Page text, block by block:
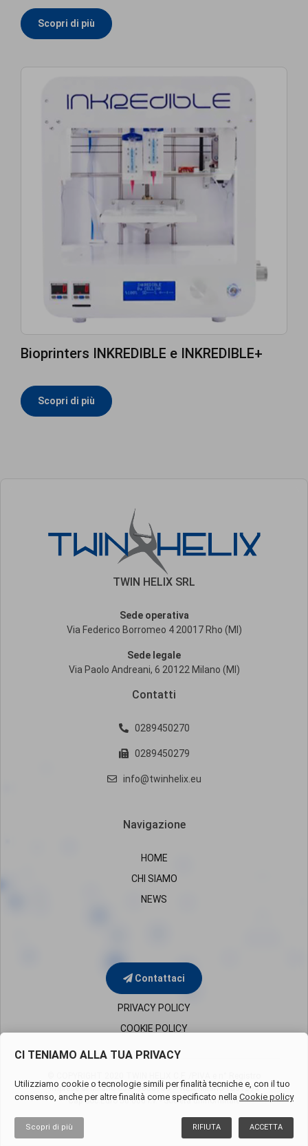
Scopri di più
Bioprinters INKREDIBLE e INKREDIBLE+
Scopri di più
TWIN HELIX SRL
Sede operativa
Via Federico Borromeo 4 20017 Rho (MI)
Sede legale
Via Paolo Andreani, 6 20122 Milano (MI)
Contatti
0289450270
0289450279
info@twinhelix.eu
Navigazione
HOME
CHI SIAMO
NEWS
Contattaci
PRIVACY POLICY
COOKIE POLICY
Imprese di Milano05819650960 – REA Milano 1851394
Cap.Soc.Euro 50.000 i.v. - Società uninominale
CI TENIAMO ALLA TUA PRIVACY
Utilizziamo cookie o tecnologie simili per finalità tecniche e, con il tuo
consenso, anche per altre finalità come specificato nella Cookie policy
Scopri di più ACCETTA
RIFIUTA